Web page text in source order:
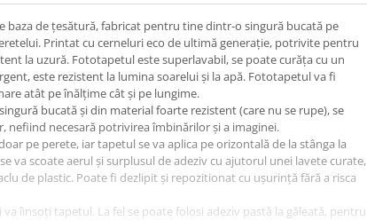
baza de țesătură, fabricat pentru tine dintr-o singură bucată pe
Printat cu cerneluri eco de ultimă generație, potrivite pentru
la uzură. Fototapetul este superlavabil, se poate curăța cu un
este rezistent la lumina soarelui și la apă. Fototapetul va fi
atât pe înălțime cât și pe lungime.
bucată și din material foarte rezistent (care nu se rupe), se
nefiind necesară potrivirea îmbinărilor și a imaginei.
pe perete, iar tapetul se va aplica pe orizontală de la stânga la
va scoate aerul și surplusul de adeziv cu ajutorul unei lavete curate,
de plastic. Poate fi dezlipit și repozitionat cu ușurință fără a risca
va îinsoți tapetul. La fel se poate folosi adeziv pastă la găleată, pentru